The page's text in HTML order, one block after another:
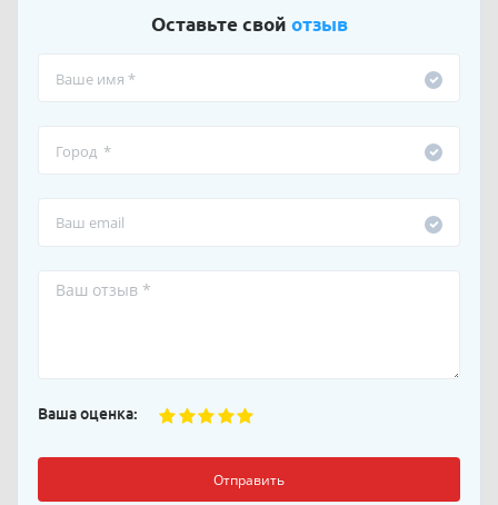
Оставьте свой отзыв
Ваша оценка:
Отправить